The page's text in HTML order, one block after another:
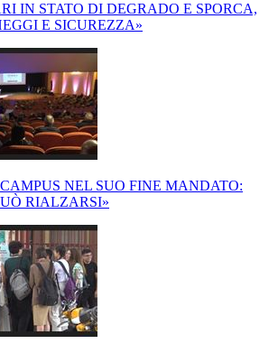
IN STATO DI DEGRADO E SPORCA,
E SICUREZZA»
NEL SUO FINE MANDATO:
RIALZARSI»